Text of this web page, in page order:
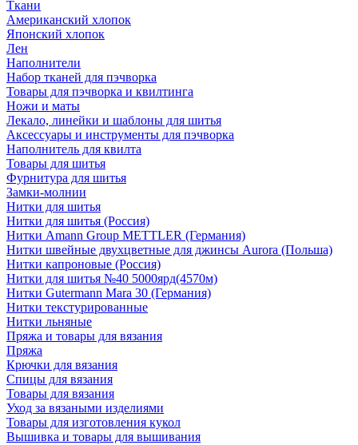
Ткани
Американский хлопок
Японский хлопок
Лен
Наполнители
Набор тканей для пэчворка
Товары для пэчворка и квилтинга
Ножи и маты
Лекало, линейки и шаблоны для шитья
Аксессуары и инструменты для пэчворка
Наполнитель для квилта
Товары для шитья
Фурнитура для шитья
Замки-молнии
Нитки для шитья
Нитки для шитья (Россия)
Нитки Amann Group METTLER (Германия)
Нитки швейные двухцветные для джинсы Aurora (Польша)
Нитки капроновые (Россия)
Нитки для шитья №40 5000ярд(4570м)
Нитки Gutermann Mara 30 (Германия)
Нитки текстурированные
Нитки льняные
Пряжа и товары для вязания
Пряжа
Крючки для вязания
Спицы для вязания
Товары для вязания
Уход за вязаными изделиями
Товары для изготовления кукол
Вышивка и товары для вышивания